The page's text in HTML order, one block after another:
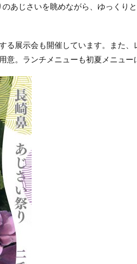
あじさいを眺めながら、ゆっくり
る展示会も開催しています。また
。ランチメニューも初夏メニュー